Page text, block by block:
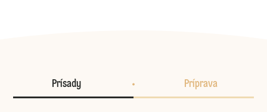
Prísady Príprava